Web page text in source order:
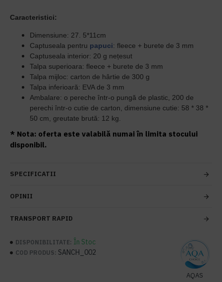
Caracteristici:
Dimensiune: 27. 5*11cm
Captuseala pentru papuci: fleece + burete de 3 mm
Captuseala interior: 20 g nețesut
Talpa superioara: fleece + burete de 3 mm
Talpa mijloc: carton de hârtie de 300 g
Talpa inferioară: EVA de 3 mm
Ambalare: o pereche într-o pungă de plastic, 200 de
perechi într-o cutie de carton, dimensiune cutie: 58 * 38 *
50 cm, greutate brută: 12 kg.
* Nota: oferta este valabilă numai în limita stocului
disponibil.
SPECIFICATII
OPINII
TRANSPORT RAPID
DISPONIBILITATE: În Stoc
COD PRODUS: SANCH_002
AQAS